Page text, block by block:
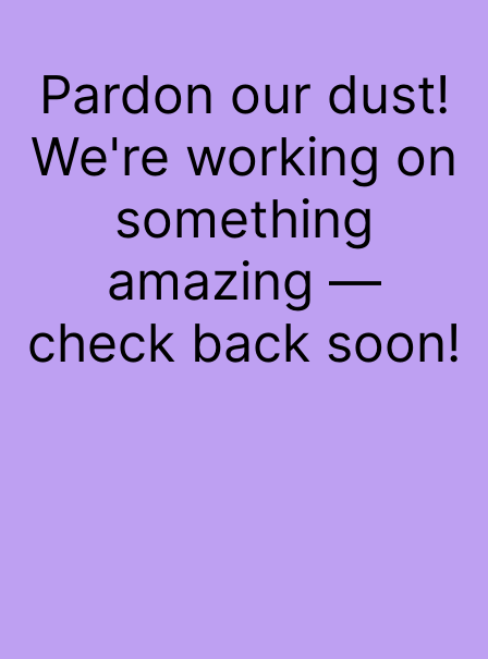
Pardon our dust!
We're working on
something
amazing —
check back soon!